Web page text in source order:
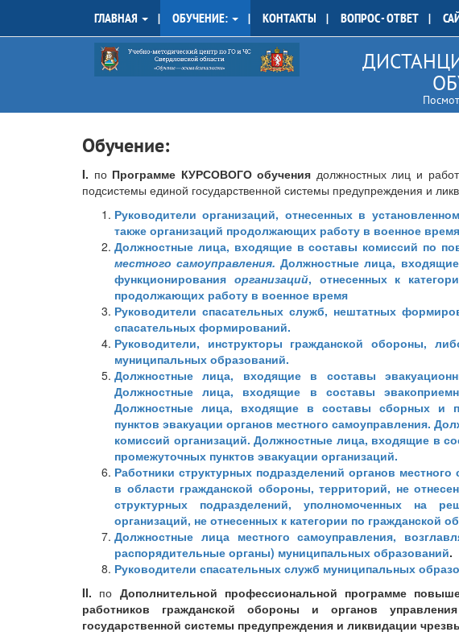
ГЛАВНАЯ ОБУЧЕНИЕ: КОНТАКТЫ ВОПРОС - ОТВЕТ
Обучение:
I. по Программе КУРСОВОГО обучения должностных лиц и
подсистемы единой государственной системы предупреждения и
Руководители организаций, отнесенных в
также организаций продолжающих работу в военное время
Должностные лица, входящие в составы комиссий по
местного самоуправления. Должностные лица,
функционирования организаций, отнесенных к
продолжающих работу в военное время
Руководители спасательных служб, нештатных
спасательных формирований.
Руководители, инструкторы гражданской обороны,
муниципальных образований.
Должностные лица, входящие в составы
Должностные лица, входящие в составы
Должностные лица, входящие в составы сборных и
пунктов эвакуации органов местного самоуправления.
комиссий организаций. Должностные лица, входящие в
промежуточных пунктов эвакуации организаций.
Работники структурных подразделений органов
в области гражданской обороны, территорий, не
структурных подразделений, уполномоченных на
организаций, не отнесенных к категории по гражданской
Должностные лица местного самоуправления,
распорядительные органы) муниципальных образований.
Руководители спасательных служб муниципальных
II. по Дополнительной профессиональной программе
работников гражданской обороны и органов
государственной системы предупреждения и ликвидации